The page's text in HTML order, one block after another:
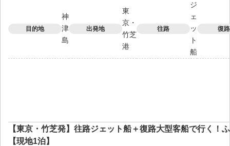
目的地
神
津
島
出発地
東
京・
竹芝
港
往路
ジ
ェ
ッ
ト
船
復路
【東京・竹芝発】往路ジェット船＋復路大型客船で行く！
【現地1泊】